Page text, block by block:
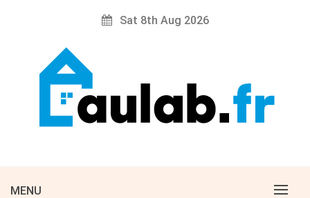
Sat 8th Aug 2026
AULAB
MENU